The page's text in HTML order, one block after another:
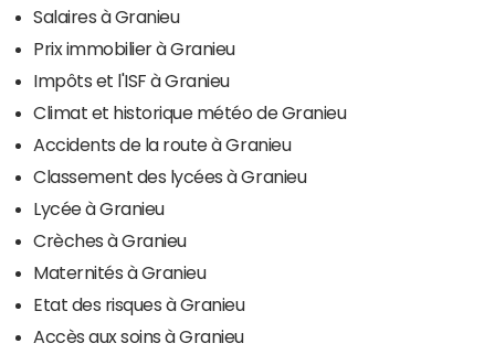
Salaires à Granieu
Prix immobilier à Granieu
Impôts et l'ISF à Granieu
Climat et historique météo de Granieu
Accidents de la route à Granieu
Classement des lycées à Granieu
Lycée à Granieu
Crèches à Granieu
Maternités à Granieu
Etat des risques à Granieu
Accès aux soins à Granieu